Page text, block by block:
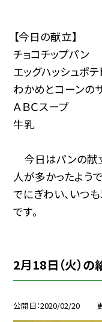
【今日の献立】
チョコチップパン
エッグハッシュポテ
わかめとコーンの
ＡＢＣスープ
牛乳
今日はパンの献
人が多かったよう
でにぎわい、いつ
です。
2月18日（火）の
公開日 2020/02/20